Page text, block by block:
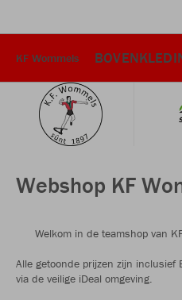
KF Wommels
Webshop KF
Welkom in de teamshop van
Alle getoonde prijzen zijn inclusief
via de veilige iDeal omgeving.